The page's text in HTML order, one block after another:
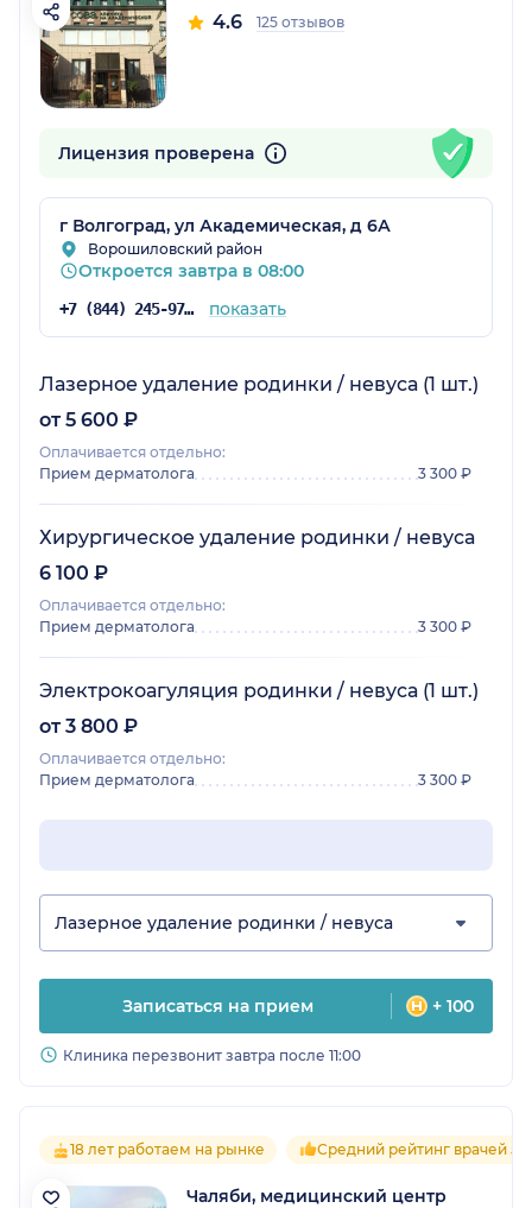
4.6 125 отзывов
Лицензия проверена
г Волгоград, ул Академическая, д 6А
Ворошиловский район
Откроется завтра в 08:00
+7 (844) 245-97-65 показать
Лазерное удаление родинки / невуса (1 шт.)
от 5 600 ₽
Оплачивается отдельно:
Прием дерматолога
3 300 ₽
Хирургическое удаление родинки / невуса
6 100 ₽
Оплачивается отдельно:
Прием дерматолога
3 300 ₽
Электрокоагуляция родинки / невуса (1 шт.)
от 3 800 ₽
Оплачивается отдельно:
Прием дерматолога
3 300 ₽
Лазерное удаление родинки / невуса
Записаться на прием + 100
Клиника перезвонит завтра после 11:00
18 лет работаем на рынке Средний рейтинг врачей 5.0
Чаляби, медицинский центр